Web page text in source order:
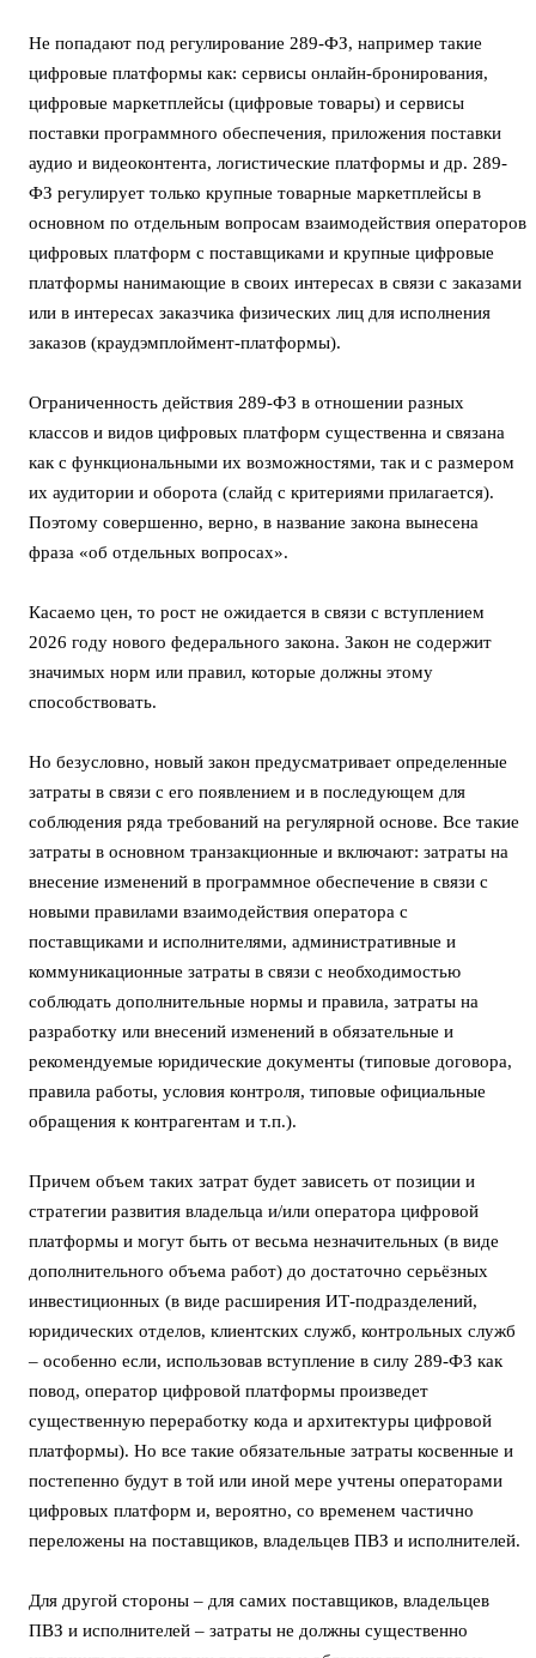
Не попадают под регулирование 289-ФЗ, например такие
цифровые платформы как: сервисы онлайн-бронирования,
цифровые маркетплейсы (цифровые товары) и сервисы
поставки программного обеспечения, приложения поставки
аудио и видеоконтента, логистические платформы и др. 289-
ФЗ регулирует только крупные товарные маркетплейсы в
основном по отдельным вопросам взаимодействия операторов
цифровых платформ с поставщиками и крупные цифровые
платформы нанимающие в своих интересах в связи с заказами
или в интересах заказчика физических лиц для исполнения
заказов (краудэмплоймент-платформы).
Ограниченность действия 289-ФЗ в отношении разных
классов и видов цифровых платформ существенна и связана
как с функциональными их возможностями, так и с размером
их аудитории и оборота (слайд с критериями прилагается).
Поэтому совершенно, верно, в название закона вынесена
фраза «об отдельных вопросах».
Касаемо цен, то рост не ожидается в связи с вступлением
2026 году нового федерального закона. Закон не содержит
значимых норм или правил, которые должны этому
способствовать.
Но безусловно, новый закон предусматривает определенные
затраты в связи с его появлением и в последующем для
соблюдения ряда требований на регулярной основе. Все такие
затраты в основном транзакционные и включают: затраты на
внесение изменений в программное обеспечение в связи с
новыми правилами взаимодействия оператора с
поставщиками и исполнителями, административные и
коммуникационные затраты в связи с необходимостью
соблюдать дополнительные нормы и правила, затраты на
разработку или внесений изменений в обязательные и
рекомендуемые юридические документы (типовые договора,
правила работы, условия контроля, типовые официальные
обращения к контрагентам и т.п.).
Причем объем таких затрат будет зависеть от позиции и
стратегии развития владельца и/или оператора цифровой
платформы и могут быть от весьма незначительных (в виде
дополнительного объема работ) до достаточно серьёзных
инвестиционных (в виде расширения ИТ-подразделений,
юридических отделов, клиентских служб, контрольных служб
– особенно если, использовав вступление в силу 289-ФЗ как
повод, оператор цифровой платформы произведет
существенную переработку кода и архитектуры цифровой
платформы). Но все такие обязательные затраты косвенные и
постепенно будут в той или иной мере учтены операторами
цифровых платформ и, вероятно, со временем частично
переложены на поставщиков, владельцев ПВЗ и исполнителей.
Для другой стороны – для самих поставщиков, владельцев
ПВЗ и исполнителей – затраты не должны существенно